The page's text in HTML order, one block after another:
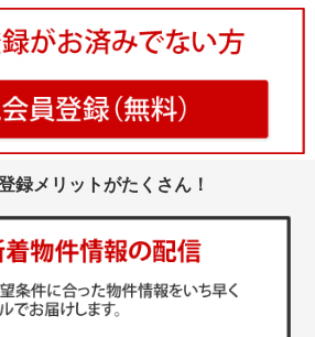
録メリットがたくさん！